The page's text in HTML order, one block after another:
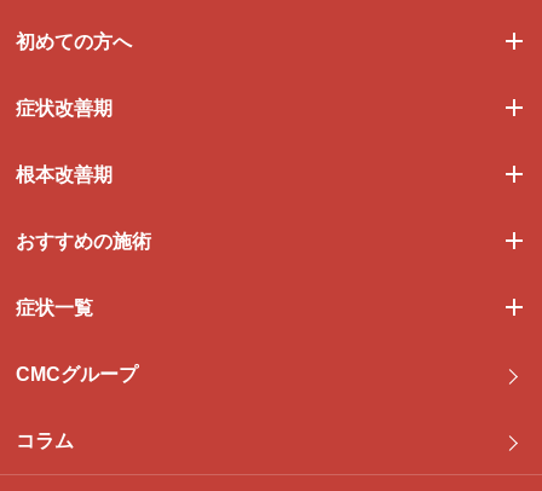
初めての方へ
症状改善期
根本改善期
おすすめの施術
症状一覧
CMCグループ
コラム